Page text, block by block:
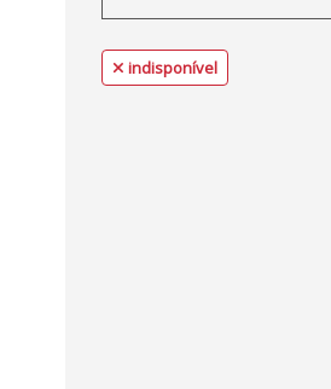
indisponível